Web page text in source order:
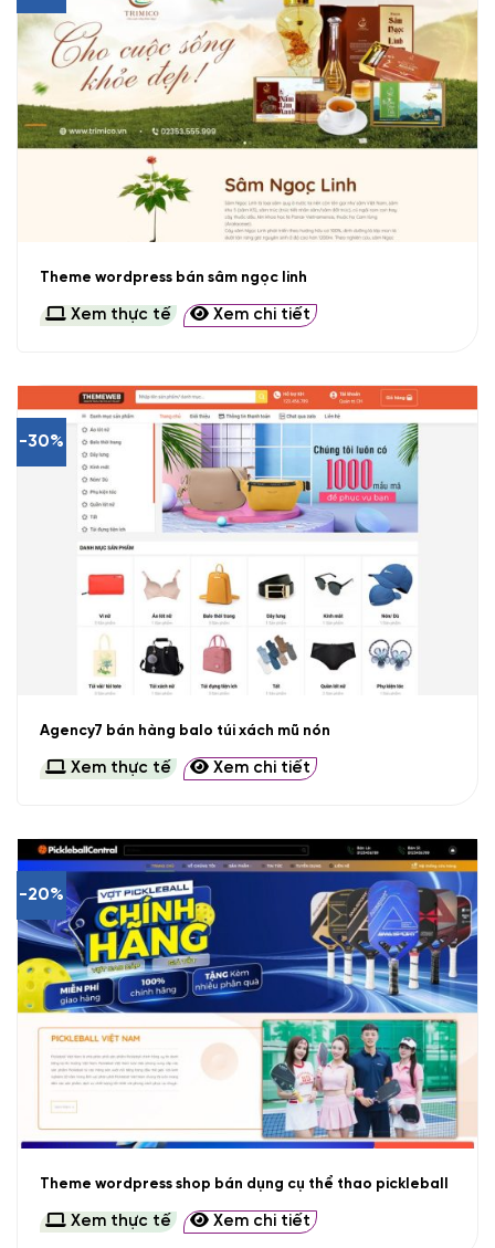
Theme wordpress bán sâm ngọc linh
Xem thực tế Xem chi tiết
-30%
Agency7 bán hàng balo túi xách mũ nón
Xem thực tế Xem chi tiết
-20%
Theme wordpress shop bán dụng cụ thể thao pickleball
Xem thực tế Xem chi tiết